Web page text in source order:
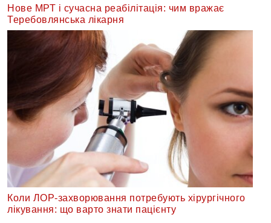
Нове МРТ і сучасна реабілітація: чим вражає
Теребовлянська лікарня
Коли ЛОР-захворювання потребують хірургічного
лікування: що варто знати пацієнту